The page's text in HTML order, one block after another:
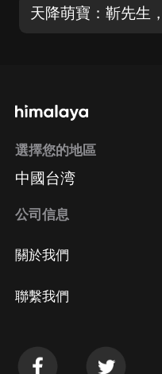
選擇您的地區
中國台湾
公司信息
關於我們
聯繫我們